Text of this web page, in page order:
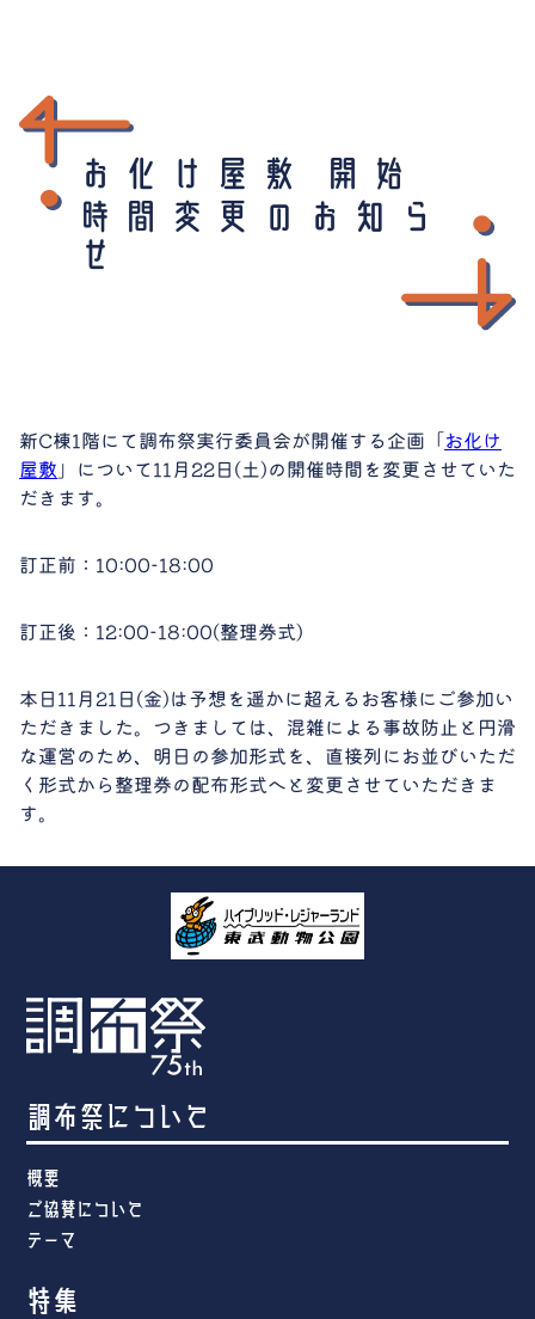
お化け屋敷 開始
時間変更のお知ら
せ
新C棟1階にて調布祭実行委員会が開催する企画「
お化け
屋敷 」について11月22日(土)の開催時間を変更させていた
だきます。
訂正前：10:00-18:00
訂正後：12:00-18:00(整理券式)
本日11月21日(金)は予想を遥かに超えるお客様にご参加い
ただきました。つきましては、混雑による事故防止と円滑
な運営のため、明日の参加形式を、直接列にお並びいただ
く形式から整理券の配布形式へと変更させていただきま
す。
調布祭について
概要
ご協賛について
テーマ
特集